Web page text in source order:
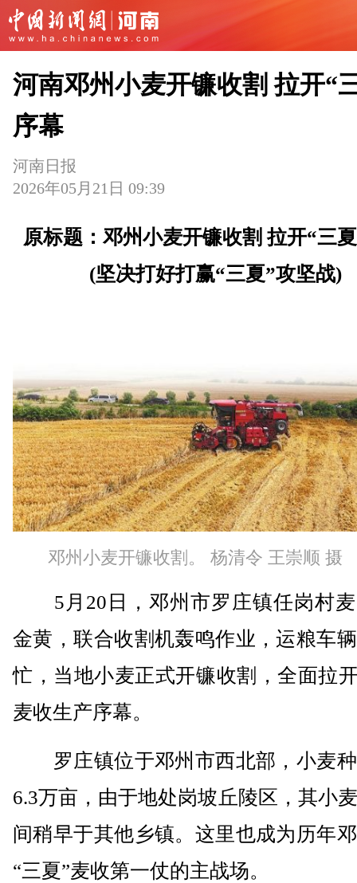
河南邓州小麦开镰收割 拉开“
序幕
河南日报
2026年05月21日 09:39
原标题：邓州小麦开镰收割 拉开“三
(坚决打好打赢“三夏”攻坚战)
邓州小麦开镰收割。 杨清令 王崇顺 摄
5月20日，邓州市罗庄镇任岗村麦
金黄，联合收割机轰鸣作业，运粮车
忙，当地小麦正式开镰收割，全面拉
麦收生产序幕。
罗庄镇位于邓州市西北部，小麦
6.3万亩，由于地处岗坡丘陵区，其小
间稍早于其他乡镇。这里也成为历年
“三夏”麦收第一仗的主战场。